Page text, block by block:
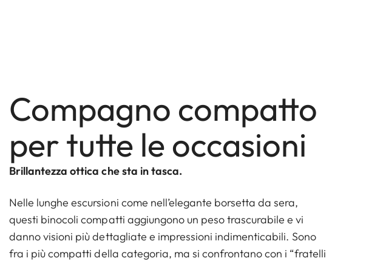
Compagno compatto
per tutte le occasioni
Brillantezza ottica che sta in tasca.
Nelle lunghe escursioni come nell’elegante borsetta da sera,
questi binocoli compatti aggiungono un peso trascurabile e vi
danno visioni più dettagliate e impressioni indimenticabili. Sono
fra i più compatti della categoria, ma si confrontano con i “fratelli